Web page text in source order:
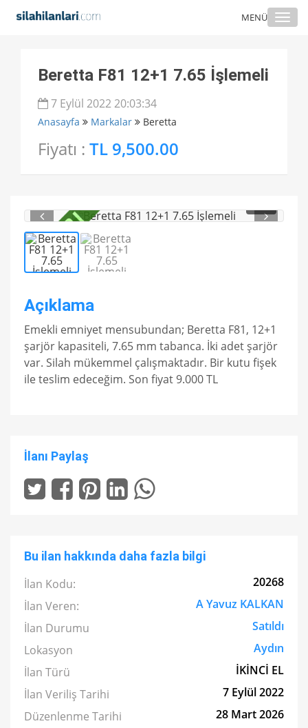
MENÜ
Beretta F81 12+1 7.65 İşlemeli
7 Eylül 2022 20:03:34
Anasayfa Markalar Beretta
Fiyatı : TL 9,500.00
1/ 2
Açıklama
Emekli emniyet mensubundan; Beretta F81, 12+1
şarjör kapasiteli, 7.65 mm tabanca. İki adet şarjör
var. Silah mükemmel çalışmaktadır. Bir kutu fişek
ile teslim edeceğim. Son fiyat 9.000 TL
İlanı Paylaş
Bu ilan hakkında daha fazla bilgi
İlan Kodu:
20268
İlan Veren:
A Yavuz KALKAN
İlan Durumu
Satıldı
Lokasyon
Aydın
İlan Türü
İKİNCİ EL
İlan Veriliş Tarihi
7 Eylül 2022
Düzenlenme Tarihi
28 Mart 2026